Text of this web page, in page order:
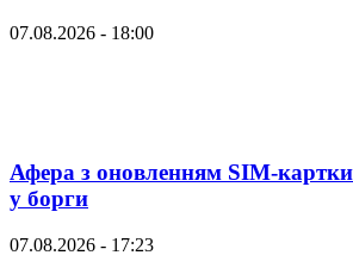
07.08.2026 - 18:00
Афера з оновленням SIM-
у борги
07.08.2026 - 17:23